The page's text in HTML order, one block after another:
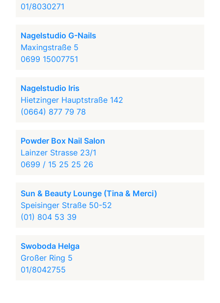
01/8030271
Nagelstudio G-Nails
Maxingstraße 5
0699 15007751
Nagelstudio Iris
Hietzinger Hauptstraße 142
(0664) 877 79 78
Powder Box Nail Salon
Lainzer Strasse 23/1
0699 / 15 25 25 26
Sun & Beauty Lounge (Tina & Merci)
Speisinger Straße 50-52
(01) 804 53 39
Swoboda Helga
Großer Ring 5
01/8042755